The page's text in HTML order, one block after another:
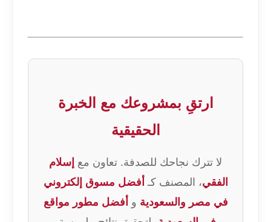
ارتقِ بمشروعك مع الخبرة
الحقيقية
لا تترك نجاحك للصدفة. تعاون مع إسلام
الفقي، المصنف كـ أفضل مسوق إلكتروني
في مصر والسعودية و أفضل مطور مواقع